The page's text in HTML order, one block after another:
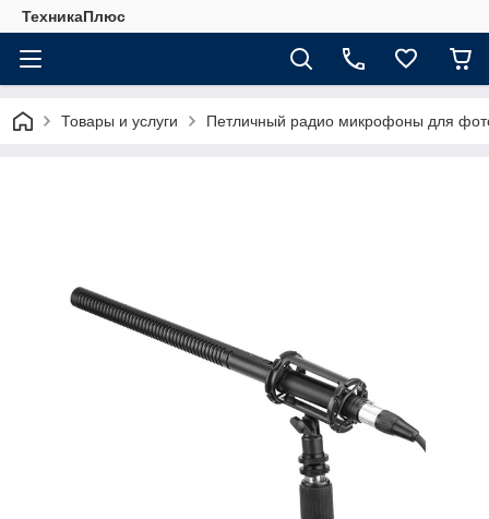
ТехникаПлюс
Товары и услуги Петличный радио микрофоны для